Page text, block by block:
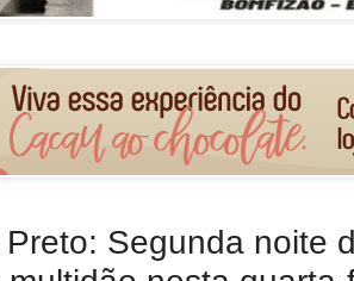
Preto: Segunda noite